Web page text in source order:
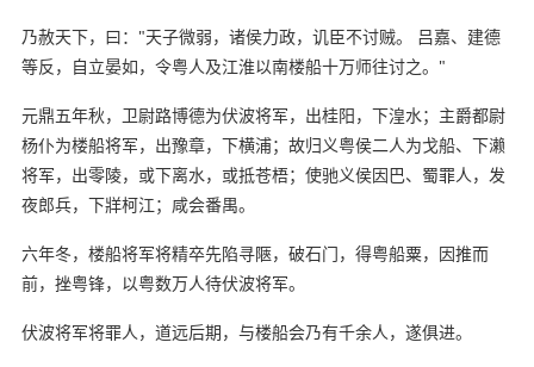
乃赦天下，曰："天子微弱，诸侯力政，讥臣不讨贼。 吕嘉、建德
等反，自立晏如，令粤人及江淮以南楼船十万师往讨之。"
元鼎五年秋，卫尉路博德为伏波将军，出桂阳，下湟水；主爵都尉
杨仆为楼船将军，出豫章，下横浦；故归义粤侯二人为戈船、下濑
将军，出零陵，或下离水，或抵苍梧；使驰义侯因巴、蜀罪人，发
夜郎兵，下牂柯江；咸会番禺。
六年冬，楼船将军将精卒先陷寻陿，破石门，得粤船粟，因推而
前，挫粤锋，以粤数万人待伏波将军。
伏波将军将罪人，道远后期，与楼船会乃有千余人，遂俱进。